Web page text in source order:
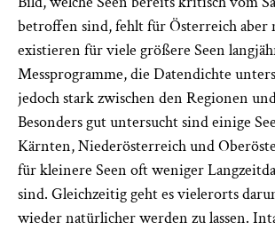
betroffen sind, fehlt für Österreich aber
existieren für viele größere Seen
Messprogramme, die Datendichte
jedoch stark zwischen den Regionen
Besonders gut untersucht sind einige
Kärnten, Nieder­österreich und
für kleinere Seen oft weniger
sind. Gleichzeitig geht es vielerorts
wieder natürlicher werden zu lassen.